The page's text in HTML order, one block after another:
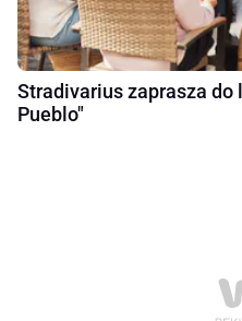
Stradivarius zaprasza do
Pueblo"